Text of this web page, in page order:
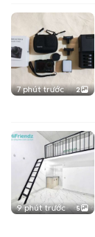
7 phút trước 2
9 phút trước 5